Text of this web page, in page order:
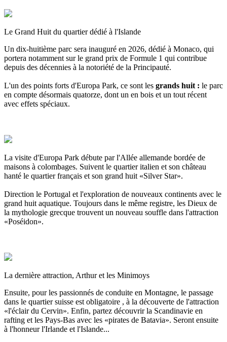
Le Grand Huit du quartier dédié à l'Islande
Un dix-huitième parc sera inauguré en 2026, dédié à Monaco, qui
portera notamment sur le grand prix de Formule 1 qui contribue
depuis des décennies à la notoriété de la Principauté.
L'un des points forts d'Europa Park, ce sont les grands huit : le parc
en compte désormais quatorze, dont un en bois et un tout récent
avec effets spéciaux.
La visite d'Europa Park débute par l'Allée allemande bordée de
maisons à colombages. Suivent le quartier italien et son château
hanté le quartier français et son grand huit «Silver Star».
Direction le Portugal et l'exploration de nouveaux continents avec le
grand huit aquatique. Toujours dans le même registre, les Dieux de
la mythologie grecque trouvent un nouveau souffle dans l'attraction
«Poséidon».
La dernière attraction, Arthur et les Minimoys
Ensuite, pour les passionnés de conduite en Montagne, le passage
dans le quartier suisse est obligatoire , à la découverte de l'attraction
«l'éclair du Cervin». Enfin, partez découvrir la Scandinavie en
rafting et les Pays-Bas avec les «pirates de Batavia». Seront ensuite
à l'honneur l'Irlande et l'Islande...